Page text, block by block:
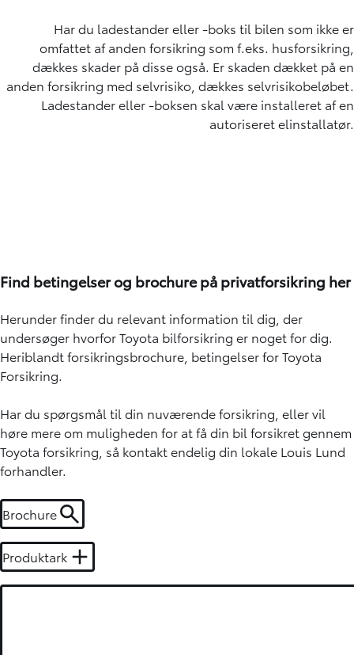
Har du ladestander eller -boks til bilen som ikke er
omfattet af anden forsikring som f.eks. husforsikring,
dækkes skader på disse også. Er skaden dækket på en
anden forsikring med selvrisiko, dækkes selvrisikobeløbet.
Ladestander eller -boksen skal være installeret af en
autoriseret elinstallatør.
Find betingelser og brochure på privatforsikring her
Herunder finder du relevant information til dig, der
undersøger hvorfor Toyota bilforsikring er noget for dig.
Heriblandt forsikringsbrochure, betingelser for Toyota
Forsikring.
Har du spørgsmål til din nuværende forsikring, eller vil
høre mere om muligheden for at få din bil forsikret gennem
Toyota forsikring, så kontakt endelig din lokale Louis Lund
forhandler.
Brochure
Produktark